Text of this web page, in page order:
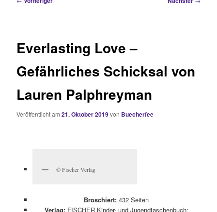
Everlasting Love –
Gefährliches Schicksal von
Lauren Palphreyman
Veröffentlicht am21. Oktober 2019von Buecherfee
© Fischer Verlag
Broschiert: 432 Seiten
Verlag:FISCHER Kinder- und Jugendtaschenbuch;